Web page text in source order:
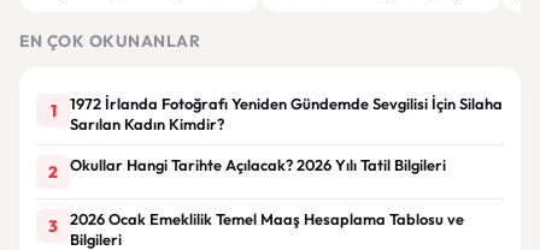
EN ÇOK OKUNANLAR
1
1972 İrlanda Fotoğrafı Yeniden Gündemde Sevgilisi İçin Silaha
Sarılan Kadın Kimdir?
2 Okullar Hangi Tarihte Açılacak? 2026 Yılı Tatil Bilgileri
3
2026 Ocak Emeklilik Temel Maaş Hesaplama Tablosu ve
Bilgileri